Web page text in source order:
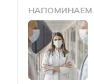
НАПОМИНАЕМ